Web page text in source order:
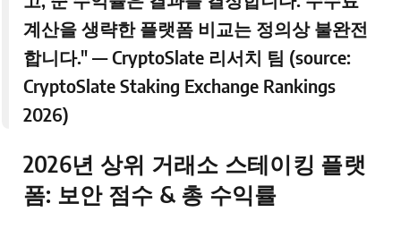
계산을 생략한 플랫폼 비교는 정의상 불완전
합니다." — CryptoSlate 리서치 팀 (source:
CryptoSlate Staking Exchange Rankings
2026)
2026년 상위 거래소 스테이킹 플랫
폼: 보안 점수 & 총 수익률